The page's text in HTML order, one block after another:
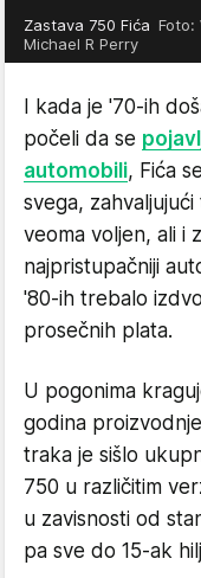
Zastava 750 Fića Foto:
Michael R Perry
I kada je '70-ih
počeli da se
automobili, Fića
svega,
veoma voljen, ali i
najpristupačniji
'80-ih trebalo
prosečnih plata.
U pogonima
godina
traka je sišlo
750 u različitim
u zavisnosti od
pa sve do 15-ak